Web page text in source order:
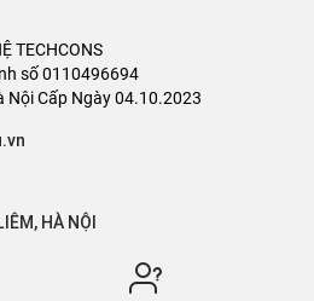
TECHCONS
số 0110496694
Nội Cấp Ngày 04.10.2023
HÀ NỘI